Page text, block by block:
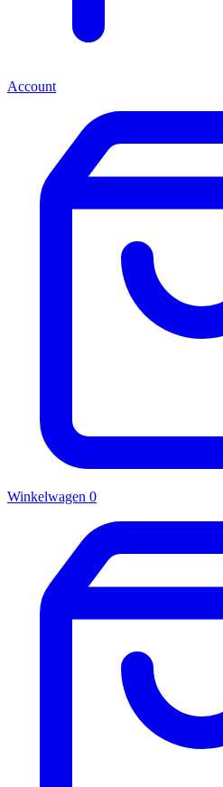
Account
Winkelwagen 0